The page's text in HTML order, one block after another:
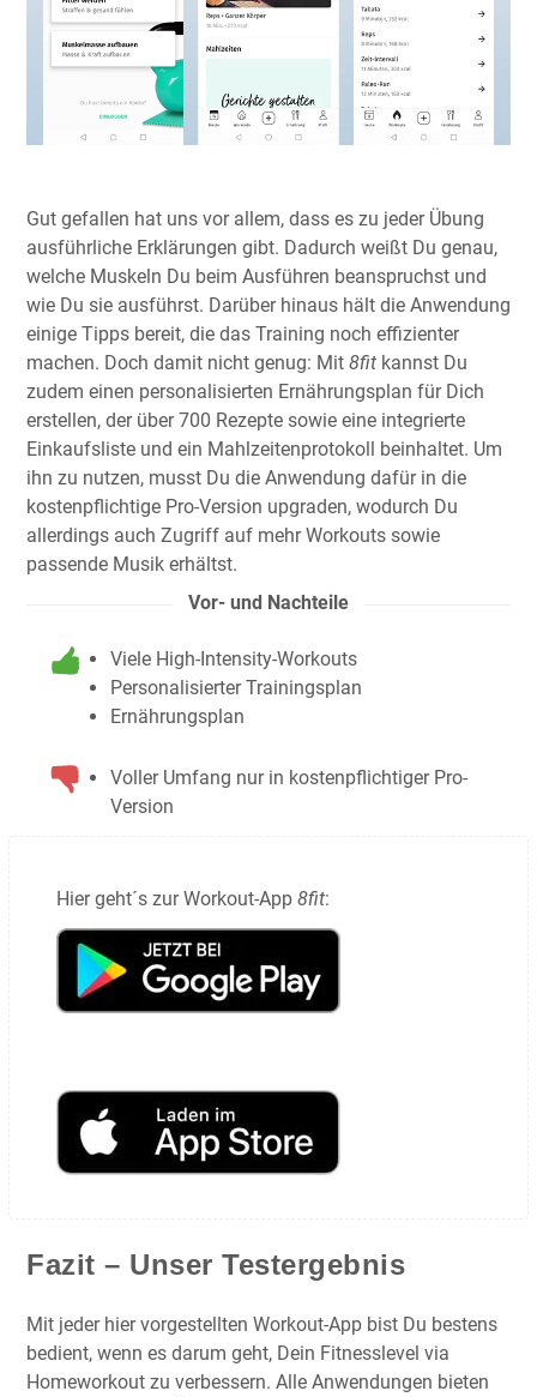
Gut gefallen hat uns vor allem, dass es zu jeder Übung
ausführliche Erklärungen gibt. Dadurch weißt Du genau,
welche Muskeln Du beim Ausführen beanspruchst und
wie Du sie ausführst. Darüber hinaus hält die Anwendung
einige Tipps bereit, die das Training noch effizienter
machen. Doch damit nicht genug: Mit 8fit kannst Du
zudem einen personalisierten Ernährungsplan für Dich
erstellen, der über 700 Rezepte sowie eine integrierte
Einkaufsliste und ein Mahlzeitenprotokoll beinhaltet. Um
ihn zu nutzen, musst Du die Anwendung dafür in die
kostenpflichtige Pro-Version upgraden, wodurch Du
allerdings auch Zugriff auf mehr Workouts sowie
passende Musik erhältst.
Vor- und Nachteile
Viele High-Intensity-Workouts
Personalisierter Trainingsplan
Ernährungsplan
Voller Umfang nur in kostenpflichtiger Pro-
Version
Hier geht´s zur Workout-App 8fit:
Fazit – Unser Testergebnis
Mit jeder hier vorgestellten Workout-App bist Du bestens
bedient, wenn es darum geht, Dein Fitnesslevel via
Homeworkout zu verbessern. Alle Anwendungen bieten